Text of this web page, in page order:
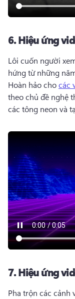
6.Hiệu ứng
Lôi cuốn người
Hoàn hảo cho các
theo chủ đề nghệ
các tông neon và
7.Hiệu ứng
Pha trộn các cảnh